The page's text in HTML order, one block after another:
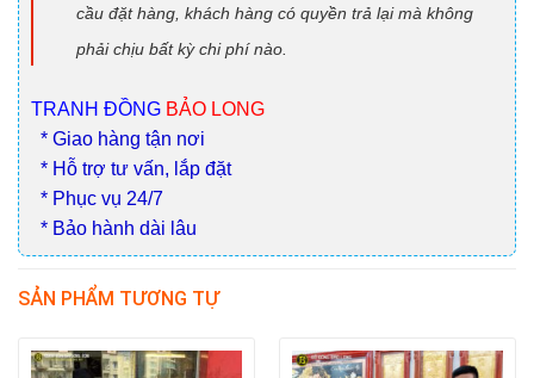
cầu đặt hàng, khách hàng có quyền trả lại mà không
phải chịu bất kỳ chi phí nào.
TRANH ĐỒNG BẢO LONG
* Giao hàng tận nơi
* Hỗ trợ tư vấn, lắp đặt
* Phục vụ 24/7
* Bảo hành dài lâu
SẢN PHẨM TƯƠNG TỰ